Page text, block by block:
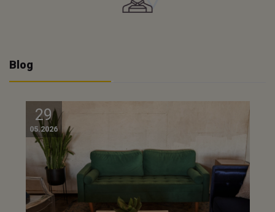
Blog
29
05.2026